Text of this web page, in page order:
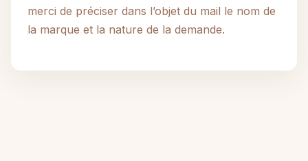
merci de préciser dans l’objet du mail le nom de
la marque et la nature de la demande.